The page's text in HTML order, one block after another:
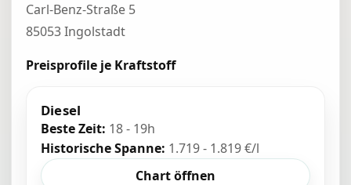
Carl-Benz-Straße 5
85053 Ingolstadt
Preisprofile je Kraftstoff
Diesel
Beste Zeit: 18 - 19h
Historische Spanne: 1.719 - 1.819 €/l
Chart öffnen